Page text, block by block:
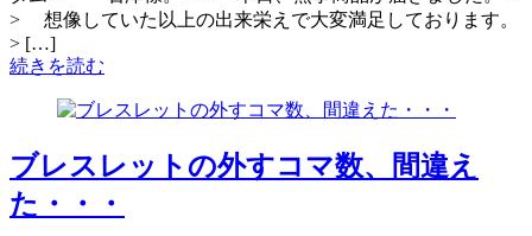
> 想像していた以上の出来栄えで大変満足しております。
> […]
続きを読む
ブレスレットの外すコマ数、間違え
た・・・